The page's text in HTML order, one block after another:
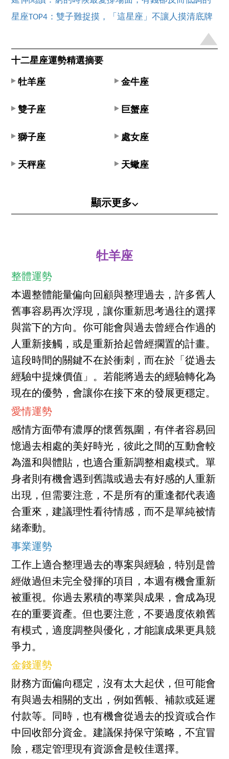
星座TOP4：雙子難捉摸，「這星座」不讓人摸清底牌
十二星座運勢精選摘要
牡羊座 金牛座
雙子座 巨蟹座
獅子座 處女座
天秤座 天蠍座
顯示更多⌵
牡羊座
整體運勢
本週整體能量偏向回顧與整理過去，許多舊人
舊事容易再次浮現，讓你重新思考過往的選擇
與當下的方向。你可能會與過去曾經合作過的
人重新接觸，或是重新拾起曾經擱置的計畫。
這段時間的關鍵不在於衝刺，而在於「從過去
經驗中提煉價值」。若能將過去的經驗轉化為
現在的優勢，會讓你在接下來的發展更穩定。
愛情運勢
感情方面帶有濃厚的懷舊氛圍，有伴者容易回
憶過去相處的美好時光，彼此之間的互動會較
為溫和與體貼，也適合重新調整相處模式。單
身者則有機會遇到舊識或過去有好感的人重新
出現，但需要注意，不是所有的重逢都代表適
合重來，建議理性看待情感，而不是單純被情
緒牽動。
事業運勢
工作上適合整理過去的專案與經驗，特別是曾
經做過但未完全發揮的項目，本週有機會重新
被重視。你過去累積的專業與成果，會成為現
在的重要資產。但也要注意，不要過度依賴舊
有模式，適度調整與優化，才能讓成果更具競
爭力。
金錢運勢
財務方面偏向穩定，沒有太大起伏，但可能會
有與過去相關的支出，例如舊帳、補款或延遲
付款等。同時，也有機會從過去的投資或合作
中回收部分資金。建議保持保守策略，不宜冒
險，穩定管理現有資源會是較佳選擇。